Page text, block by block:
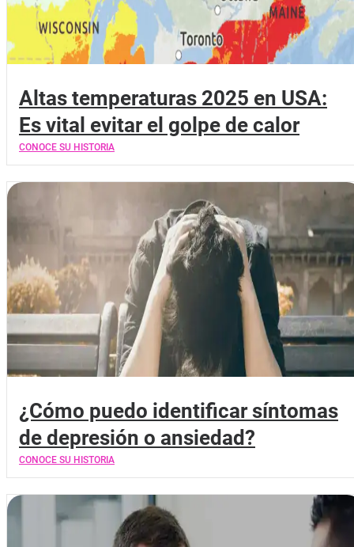
Altas temperaturas 2025 en USA:
Es vital evitar el golpe de calor
CONOCE SU HISTORIA
¿Cómo puedo identificar síntomas
de depresión o ansiedad?
CONOCE SU HISTORIA